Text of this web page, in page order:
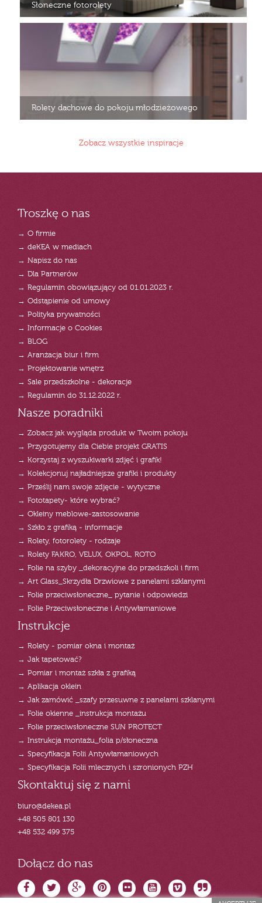
Słoneczne fotorolety
Rolety dachowe do pokoju młodzieżowego
Zobacz wszystkie inspiracje
Troszkę o nas
→ O firmie
→ deKEA w mediach
→ Napisz do nas
→ Dla Partnerów
→ Regulamin obowiązujący od 01.01.2023 r.
→ Odstąpienie od umowy
→ Polityka prywatności
→ Informacje o Cookies
→ BLOG
→ Aranżacja biur i firm
→ Projektowanie wnętrz
→ Sale przedszkolne - dekoracje
→ Regulamin do 31.12.2022 r.
Nasze poradniki
→ Zobacz jak wygląda produkt w Twoim pokoju
→ Przygotujemy dla Ciebie projekt GRATIS
→ Korzystaj z wyszukiwarki zdjęć i grafik!
→ Kolekcjonuj najładniejsze grafiki i produkty
→ Prześlij nam swoje zdjęcie - wytyczne
→ Fototapety- które wybrać?
→ Okleiny meblowe-zastosowanie
→ Szkło z grafiką - informacje
→ Rolety, fotorolety - rodzaje
→ Rolety FAKRO, VELUX, OKPOL, ROTO
→ Folie na szyby _dekoracyjne do przedszkoli i firm
→ Art Glass_Skrzydła Drzwiowe z panelami szklanymi
→ Folie przeciwsłoneczne_ pytanie i odpowiedzi
→ Folie Przeciwsłoneczne i Antywłamaniowe
Instrukcje
→ Rolety - pomiar okna i montaż
→ Jak tapetować?
→ Pomiar i montaż szkła z grafiką
→ Aplikacja oklein
→ Jak zamówić _szafy przesuwne z panelami szklanymi
→ Folie okienne _instrukcja montażu
→ Folie przeciwsłoneczne SUN PROTECT
→ Instrukcja montażu_folia p/słoneczna
→ Specyfikacja Folii Antywłamaniowych
→ Specyfikacja Folii mlecznych i szronionych PZH
Skontaktuj się z nami
biuro@dekea.pl
+48 505 801 130
+48 532 499 375
Dołącz do nas